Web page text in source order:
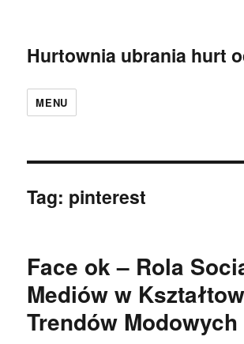
Hurtownia ubrania hurt
MENU
Tag: pinterest
Face ok – Rola
Mediów w
Trendów Modowych